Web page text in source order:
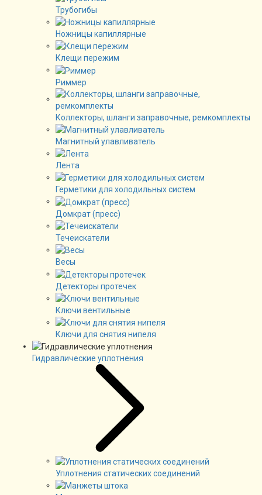
Трубогибы
Ножницы капиллярные
Клещи пережим
Риммер
Коллекторы, шланги заправочные, ремкомплекты
Магнитный улавливатель
Лента
Герметики для холодильных систем
Домкрат (пресс)
Течеискатели
Весы
Детекторы протечек
Ключи вентильные
Ключи для снятия нипеля
Гидравлические уплотнения
Уплотнения статических соединений